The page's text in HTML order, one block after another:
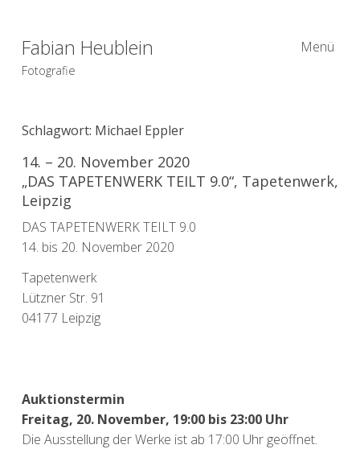
Fabian Heublein
Fotografie
Menü
Schlagwort: Michael Eppler
14. – 20. November 2020
„DAS TAPETENWERK TEILT 9.0“, Tapetenwerk,
Leipzig
DAS TAPETENWERK TEILT 9.0
14. bis 20. November 2020
Tapetenwerk
Lützner Str. 91
04177 Leipzig
Auktionstermin
Freitag, 20. November, 19:00 bis 23:00 Uhr
Die Ausstellung der Werke ist ab 17:00 Uhr geöffnet.